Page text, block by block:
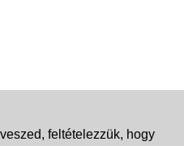
feltételezzük, hogy